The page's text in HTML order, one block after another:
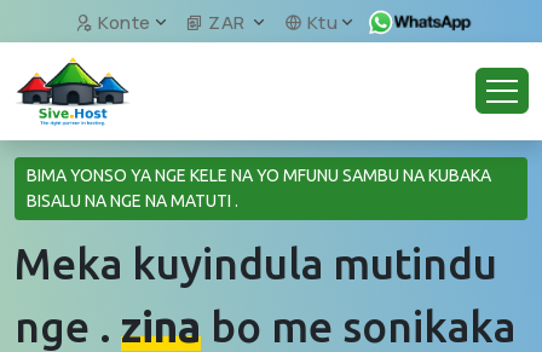
Konte ZAR Ktu
BIMA YONSO YA NGE KELE NA YO MFUNU SAMBU NA KUBAKA
BISALU NA NGE NA MATUTI .
Meka kuyindula mutindu
nge . zina bo me sonikaka